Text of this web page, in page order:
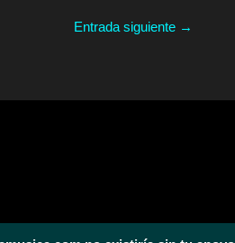
Entrada siguiente →